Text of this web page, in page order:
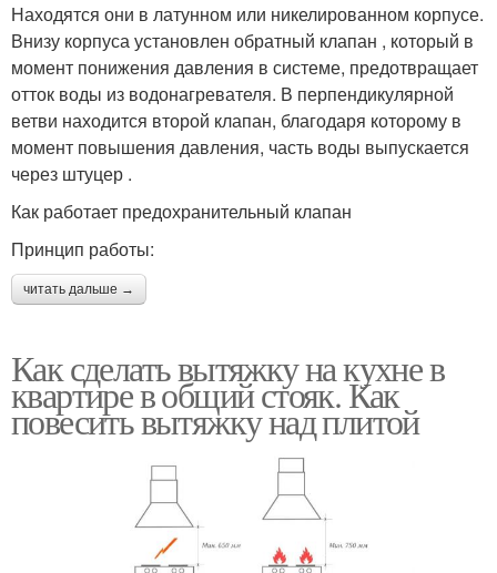
Находятся они в латунном или никелированном корпусе.
Внизу корпуса установлен обратный клапан , который в
момент понижения давления в системе, предотвращает
отток воды из водонагревателя. В перпендикулярной
ветви находится второй клапан, благодаря которому в
момент повышения давления, часть воды выпускается
через штуцер .
Как работает предохранительный клапан
Принцип работы:
читать дальше →
Как сделать вытяжку на кухне в
квартире в общий стояк. Как
повесить вытяжку над плитой